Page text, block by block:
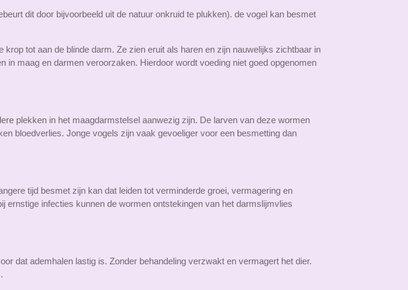
dit door bijvoorbeeld uit de natuur onkruid te plukken). de vogel kan besmet
tot aan de blinde darm. Ze zien eruit als haren en zijn nauwelijks zichtbaar in
maag en darmen veroorzaken. Hierdoor wordt voeding niet goed opgenomen
plekken in het maagdarmstelsel aanwezig zijn. De larven van deze wormen
bloedverlies. Jonge vogels zijn vaak gevoeliger voor een besmetting dan
tijd besmet zijn kan dat leiden tot verminderde groei, vermagering en
ernstige infecties kunnen de wormen ontstekingen van het darmslijmvlies
dat ademhalen lastig is. Zonder behandeling verzwakt en vermagert het dier.